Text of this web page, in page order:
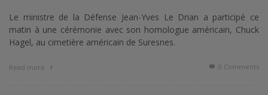
Le ministre de la Défense Jean-Yves Le Drian a participé ce
matin à une cérémonie avec son homologue américain, Chuck
Hagel, au cimetière américain de Suresnes.
Read more 0 Comments